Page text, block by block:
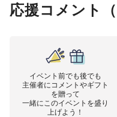
応援コメント（
イベント前でも後でも
主催者にコメントやギフト
を贈って
一緒にこのイベントを盛り
上げよう！